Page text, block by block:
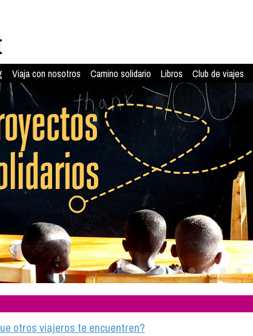
Viaja con nosotros Camino solidario Libros Club de viajes
otros viajeros te encuentren?